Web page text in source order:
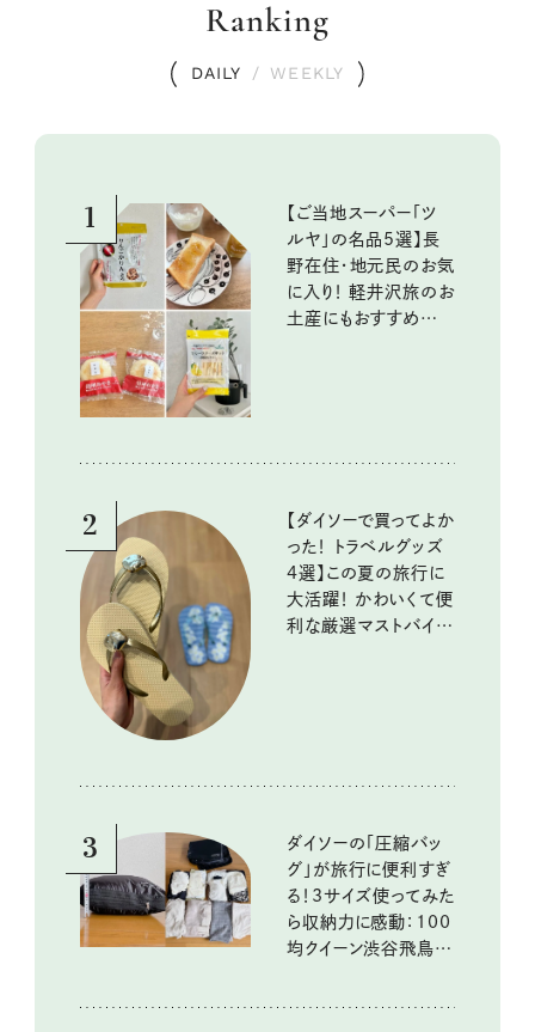
Ranking
DAILY / WEEKLY
1
【ご当地スーパー「ツ
ルヤ」の名品5選】長
野在住・地元民のお気
に入り！ 軽井沢旅のお
土産にもおすすめのお
2
【ダイソーで買ってよか
った！ トラベルグッズ
4選】この夏の旅行に
大活躍！ かわいくて便
利な厳選マストバイア
3
ダイソーの「圧縮バッ
グ」が旅行に便利すぎ
る！3サイズ使ってみた
ら収納力に感動：100
均クイーン渋谷飛鳥の